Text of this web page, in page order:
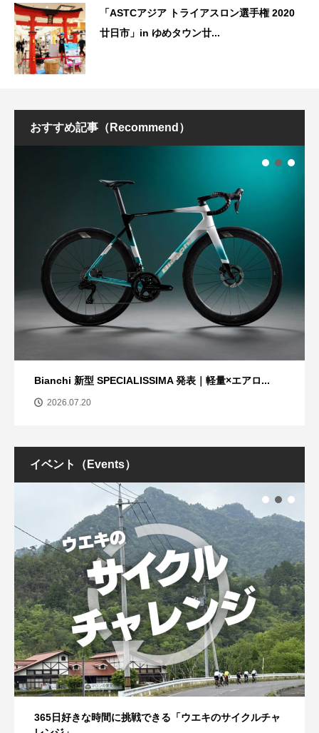
「ASTCアジア トライアスロン選手権 2020
廿日市」in ゆめタウン廿...
おすすめ記事（Recommend）
Bianchi 新型 SPECIALISSIMA 発表｜軽量×エアロ...
2026.07.20
イベント（Events）
365日好きな時間に挑戦できる「ウエキのサイクルチャ